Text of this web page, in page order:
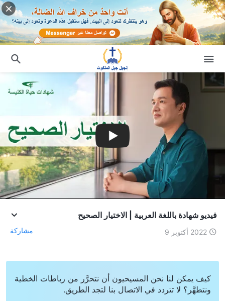
فيديو شهادة باللغة العربية | الاختيار الصحيح
2022 أكتوبر 9 مشاركة
كيف يمكن لنا نحن المسيحيون أن نتحرَّر من رباطات الخطية
ونتطهَّر؟ لا تتردد في الاتصال بنا لتجد الطريق.